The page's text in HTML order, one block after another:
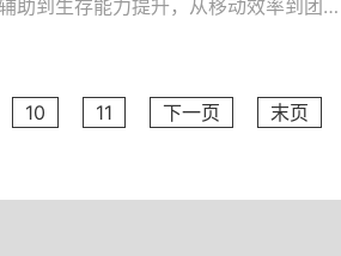
助到生存能力提升，从移动效率到团队
10 11 下一页 末页